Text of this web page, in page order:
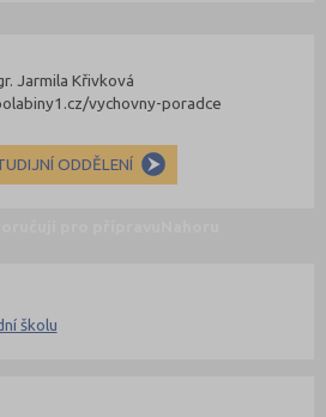
Jarmila Křivková
vychovny-poradce
ODDĚLENÍ
školu